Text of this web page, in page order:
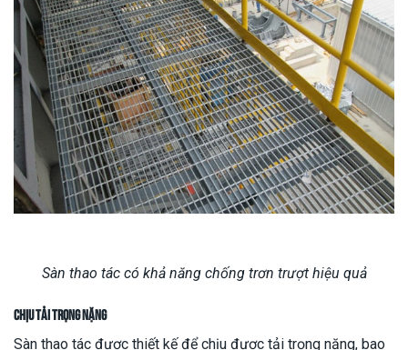
Sàn thao tác có khả năng chống trơn trượt hiệu quả
Chịu tải trọng nặng
Sàn thao tác được thiết kế để chịu được tải trọng nặng, bao